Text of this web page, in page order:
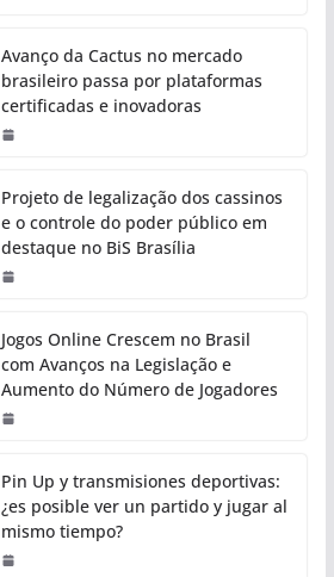
Avanço da Cactus no mercado
brasileiro passa por plataformas
certificadas e inovadoras
Projeto de legalização dos cassinos
e o controle do poder público em
destaque no BiS Brasília
Jogos Online Crescem no Brasil
com Avanços na Legislação e
Aumento do Número de Jogadores
Pin Up y transmisiones deportivas:
¿es posible ver un partido y jugar al
mismo tiempo?